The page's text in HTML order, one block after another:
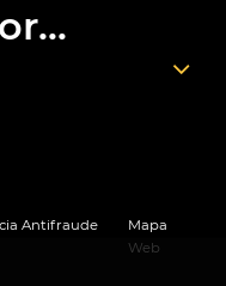
Antifraude
Mapa
Web